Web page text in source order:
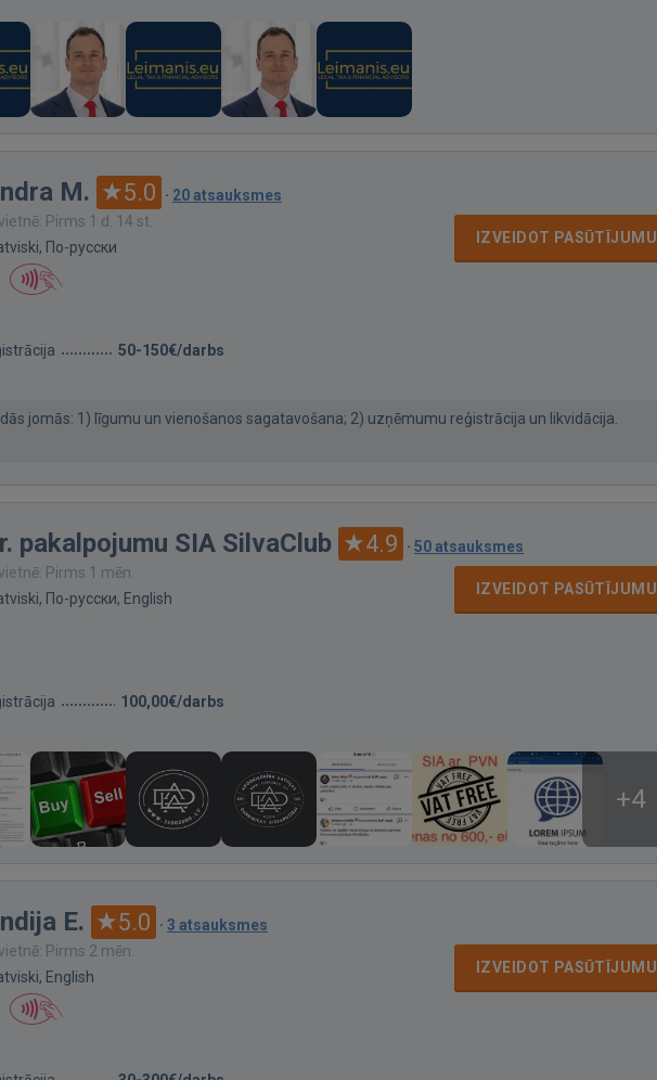
M. 5.0 · 20 atsauksmes
Pirms 1 d. 14 st.
По-русски
IZVEIDOT PASŪTĪJUMU
50-150€/darbs
jomās: 1) līgumu un vienošanos sagatavošana; 2) uzņēmumu reģistrācija un likvidācija.
pakalpojumu SIA SilvaClub 4.9 · 50 atsauksmes
Pirms 1 mēn.
По-русски, English
IZVEIDOT PASŪTĪJUMU
100,00€/darbs
+4
E. 5.0 · 3 atsauksmes
Pirms 2 mēn.
English
IZVEIDOT PASŪTĪJUMU